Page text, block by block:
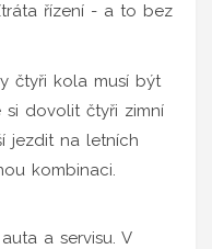
řízení - a to bez
čtyři kola musí být
si dovolit čtyři zimní
jezdit na letních
kombinaci.
a servisu. V